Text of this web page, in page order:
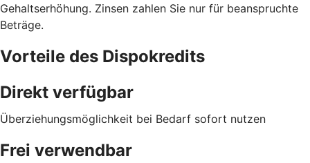
Gehaltserhöhung. Zinsen zahlen Sie nur für beanspruchte
Beträge.
Vorteile des Dispokredits
Direkt verfügbar
Überziehungsmöglichkeit bei Bedarf sofort nutzen
Frei verwendbar